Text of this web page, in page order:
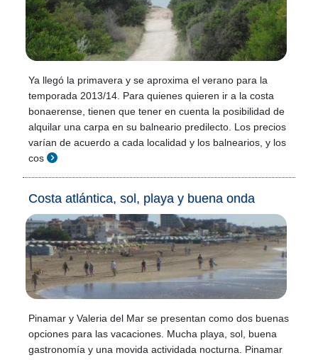
Ya llegó la primavera y se aproxima el verano para la
temporada 2013/14. Para quienes quieren ir a la costa
bonaerense, tienen que tener en cuenta la posibilidad de
alquilar una carpa en su balneario predilecto. Los precios
varían de acuerdo a cada localidad y los balnearios, y los
cos
Costa atlántica, sol, playa y buena onda
Pinamar y Valeria del Mar se presentan como dos buenas
opciones para las vacaciones. Mucha playa, sol, buena
gastronomía y una movida actividada nocturna. Pinamar